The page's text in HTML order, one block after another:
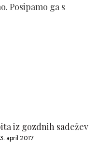
Posipamo ga s
iz gozdnih sadežev
april 2017